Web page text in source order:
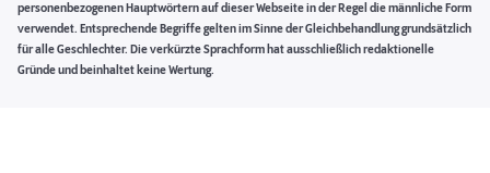
personenbezogenen Hauptwörtern auf dieser Webseite in der Regel die männliche Form
verwendet. Entsprechende Begriffe gelten im Sinne der Gleichbehandlung grundsätzlich
für alle Geschlechter. Die verkürzte Sprachform hat ausschließlich redaktionelle
Gründe und beinhaltet keine Wertung.